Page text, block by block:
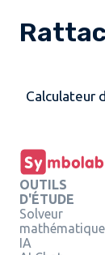
Calculateur
OUTILS
D'ÉTUDE
Solveur
mathématique
IA